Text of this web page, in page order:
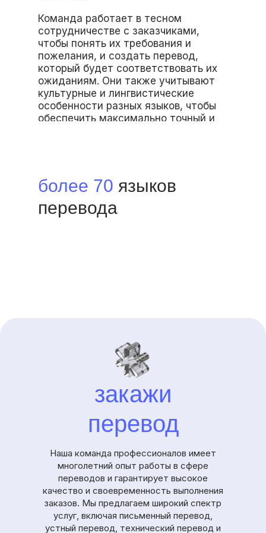
Команда работает в тесном
сотрудничестве с заказчиками,
чтобы понять их требования и
пожелания, и создать перевод,
который будет соответствовать их
ожиданиям. Они также учитывают
культурные и лингвистические
особенности разных языков, чтобы
обеспечить максимально точный и
более 70 языков
перевода
Наша команда профессионалов имеет
многолетний опыт работы в сфере
переводов и гарантирует высокое
качество и своевременность выполнения
заказов. Мы предлагаем широкий спектр
услуг, включая письменный перевод,
устный перевод, технический перевод и
закажи
перевод